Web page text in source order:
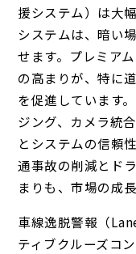
援システム）は大
システムは、暗い
せます。プレミア
の高まりが、特に
を促進しています
ジング、カメラ統
とシステムの信頼
通事故の削減とド
まりも、市場の成
車線逸脱警報（
ティブクルーズコ